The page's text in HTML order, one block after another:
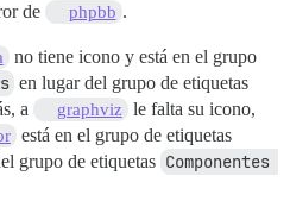
de phpbb .
no tiene icono y está en el grupo
en lugar del grupo de etiquetas
a graphviz le falta su icono,
está en el grupo de etiquetas
grupo de etiquetas Componentes